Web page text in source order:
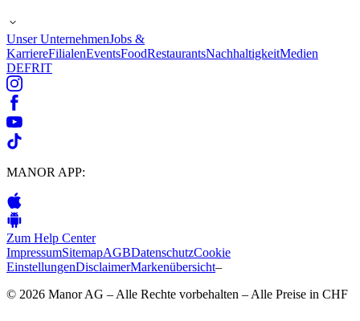
Unser UnternehmenJobs &
KarriereFilialenEventsFoodRestaurantsNachhaltigkeitMedien
DEFRIT
MANOR APP:
Zum Help Center
ImpressumSitemapAGBDatenschutzCookie
EinstellungenDisclaimerMarkenübersicht–
© 2026 Manor AG – Alle Rechte vorbehalten – Alle Preise in CHF